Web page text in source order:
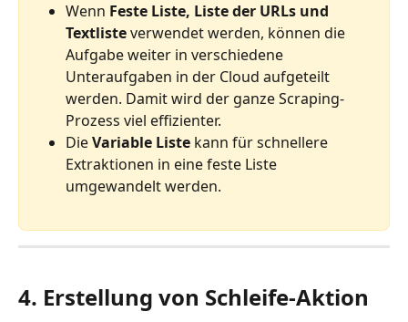
Wenn Feste Liste, Liste der URLs und
Textliste verwendet werden, können die
Aufgabe weiter in verschiedene
Unteraufgaben in der Cloud aufgeteilt
werden. Damit wird der ganze Scraping-
Prozess viel effizienter.
Die Variable Liste kann für schnellere
Extraktionen in eine feste Liste
umgewandelt werden.
4. Erstellung von Schleife-Aktion